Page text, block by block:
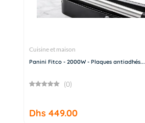
Cuisine et maison
Panini Fitco - 2000W - Plaques antiadhés...
(0)
Dhs 449.00